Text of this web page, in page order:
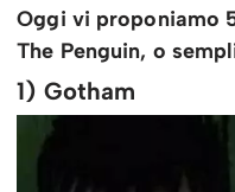
Oggi vi proponiamo
The Penguin, o
1) Gotham